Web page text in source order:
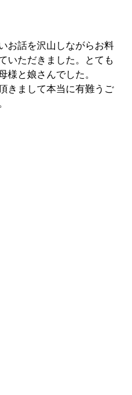
お話を沢山しながらお料
いただきました。とても
様と娘さんでした。
きまして本当に有難うご